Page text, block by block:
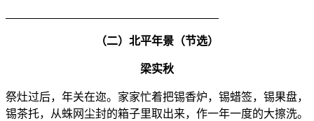
（二）北平年景（节选）
梁实秋
祭灶过后，年关在迩。家家忙着把锡香炉，锡蜡签，锡果盘，
锡茶托，从蛛网尘封的箱子里取出来，作一年一度的大擦洗。